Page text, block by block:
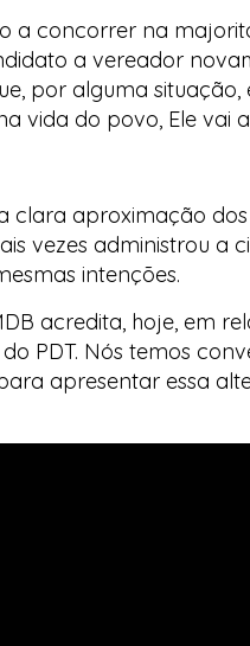
a concorrer na
a vereador
por alguma
vida do povo, Ele vai
clara aproximação
vezes administrou a
intenções.
acredita, hoje, em
PDT. Nós temos
apresentar essa